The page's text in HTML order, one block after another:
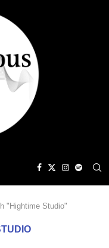
"Hightime Studio"